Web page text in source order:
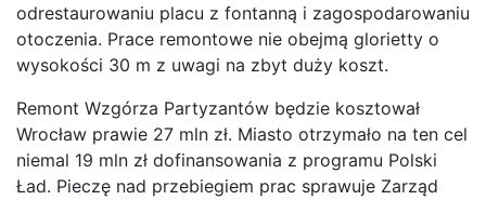
odrestaurowaniu placu z fontanną i zagospodarowaniu
otoczenia. Prace remontowe nie obejmą glorietty o
wysokości 30 m z uwagi na zbyt duży koszt.
Remont Wzgórza Partyzantów będzie kosztował
Wrocław prawie 27 mln zł. Miasto otrzymało na ten cel
niemal 19 mln zł dofinansowania z programu Polski
Ład. Pieczę nad przebiegiem prac sprawuje Zarząd